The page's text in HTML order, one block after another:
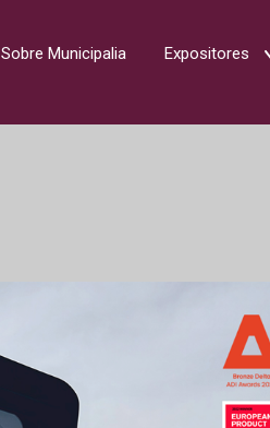
Sobre Municipalia Expositores